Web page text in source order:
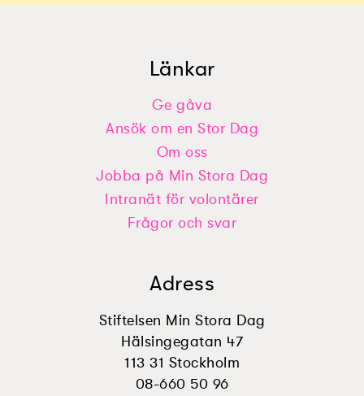
Länkar
Ge gåva
Ansök om en Stor Dag
Om oss
Jobba på Min Stora Dag
Intranät för volontärer
Frågor och svar
Adress
Stiftelsen Min Stora Dag
Hälsingegatan 47
113 31 Stockholm
08-660 50 96